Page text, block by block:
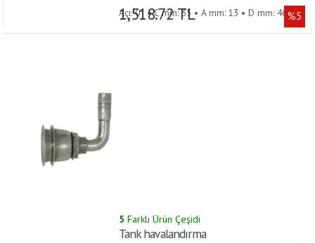
Açı: 0° • C mm: 35 • A mm: 13 • D mm: 46 • B
mm: 76 •
1,518.72 TL %5
5 Farklı Ürün Çeşidi
Tank havalandırma